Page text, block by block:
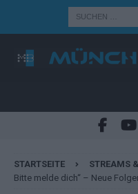
STARTSEITE STREAMS
Bitte melde dich“ – Neue